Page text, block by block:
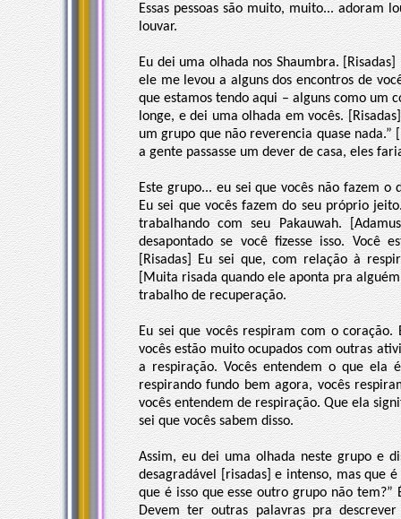
Essas pessoas são muito, muito... adoram
louvar.
Eu dei uma olhada nos Shaumbra.
ele me levou a alguns dos encontros de
que estamos tendo aqui – alguns como um
longe, e dei uma olhada em vocês.
um grupo que não reverencia quase
a gente passasse um dever de casa, eles
Este grupo... eu sei que vocês não fazem
Eu sei que vocês fazem do seu próprio
trabalhando com seu Pakauwah.
desapontado se você fizesse isso. Você
[Risadas] Eu sei que, com relação à
[Muita risada quando ele aponta pra
trabalho de recuperação.
Eu sei que vocês respiram com o
vocês estão muito ocupados com outras
a respiração. Vocês entendem o que ela
respirando fundo bem agora, vocês
vocês entendem de respiração. Que ela
sei que vocês sabem disso.
Assim, eu dei uma olhada neste grupo e
desagradável [risadas] e intenso, mas que
que é isso que esse outro grupo não tem?”
Devem ter outras palavras pra